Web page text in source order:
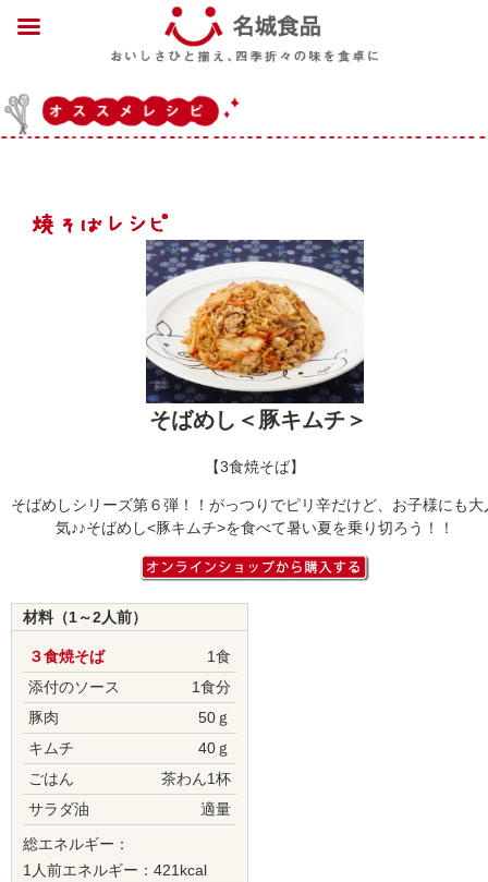
そばめし＜豚キムチ＞
【3食焼そば】
そばめしシリーズ第６弾！！がっつりでピリ辛だけど、お子様にも大
気♪♪そばめし<豚キムチ>を食べて暑い夏を乗り切ろう！！
材料（1～2人前）
３食焼そば
1食
添付のソース
1食分
豚肉
50ｇ
キムチ
40ｇ
ごはん
茶わん1杯
サラダ油
適量
総エネルギー：
1人前エネルギー：421kcal